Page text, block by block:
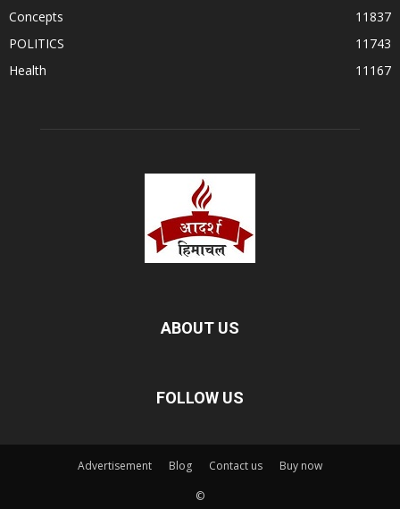
Concepts
11837
POLITICS
11743
Health
11167
ABOUT US
FOLLOW US
Advertisement Blog Contact us
Buy now
©